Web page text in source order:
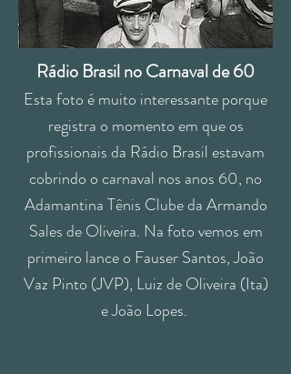
Rádio Brasil no Carnaval de 60
Esta foto é muito interessante porque
registra o momento em que os
profissionais da Rádio Brasil estavam
cobrindo o carnaval nos anos 60, no
Adamantina Tênis Clube da Armando
Sales de Oliveira. Na foto vemos em
primeiro lance o Fauser Santos, João
Vaz Pinto (JVP), Luiz de Oliveira (Ita)
e João Lopes.